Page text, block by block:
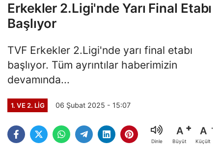
Erkekler 2.Ligi'nde Yarı Final Etabı
Başlıyor
TVF Erkekler 2.Ligi'nde yarı final etabı
başlıyor. Tüm ayrıntılar haberimizin
devamında...
1. VE 2. LIG 06 Şubat 2025 - 15:07
Dinle
A
Büyüt
A
Küçült